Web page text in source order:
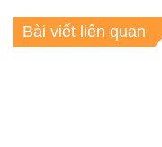
Bài viết liên quan